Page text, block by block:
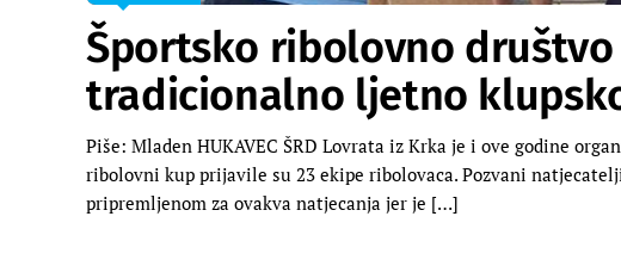
Športsko ribolovno
tradicionalno ljetno
Piše: Mladen HUKAVEC ŠRD Lovrata iz Krka je i ove godine
ribolovni kup prijavile su 23 ekipe ribolovaca. Pozvani
pripremljenom za ovakva natjecanja jer je […]